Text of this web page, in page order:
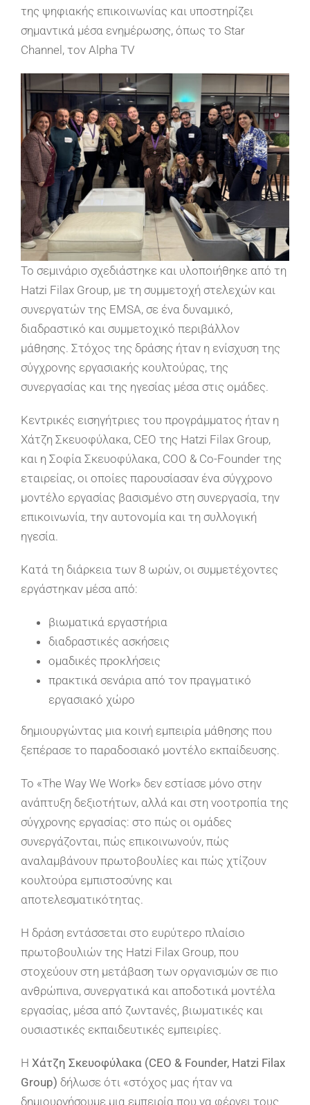
της ψηφιακής επικοινωνίας και υποστηρίζει
σημαντικά μέσα ενημέρωσης, όπως το Star
Channel, τον Alpha TV
Το σεμινάριο σχεδιάστηκε και υλοποιήθηκε από τη
Hatzi Filax Group, με τη συμμετοχή στελεχών και
συνεργατών της EMSA, σε ένα δυναμικό,
διαδραστικό και συμμετοχικό περιβάλλον
μάθησης. Στόχος της δράσης ήταν η ενίσχυση της
σύγχρονης εργασιακής κουλτούρας, της
συνεργασίας και της ηγεσίας μέσα στις ομάδες.
Κεντρικές εισηγήτριες του προγράμματος ήταν η
Χάτζη Σκευοφύλακα, CEO της Hatzi Filax Group,
και η Σοφία Σκευοφύλακα, COO & Co-Founder της
εταιρείας, οι οποίες παρουσίασαν ένα σύγχρονο
μοντέλο εργασίας βασισμένο στη συνεργασία, την
επικοινωνία, την αυτονομία και τη συλλογική
ηγεσία.
Κατά τη διάρκεια των 8 ωρών, οι συμμετέχοντες
εργάστηκαν μέσα από:
βιωματικά εργαστήρια
διαδραστικές ασκήσεις
ομαδικές προκλήσεις
πρακτικά σενάρια από τον πραγματικό
εργασιακό χώρο
δημιουργώντας μια κοινή εμπειρία μάθησης που
ξεπέρασε το παραδοσιακό μοντέλο εκπαίδευσης.
Το «The Way We Work» δεν εστίασε μόνο στην
ανάπτυξη δεξιοτήτων, αλλά και στη νοοτροπία της
σύγχρονης εργασίας: στο πώς οι ομάδες
συνεργάζονται, πώς επικοινωνούν, πώς
αναλαμβάνουν πρωτοβουλίες και πώς χτίζουν
κουλτούρα εμπιστοσύνης και
αποτελεσματικότητας.
Η δράση εντάσσεται στο ευρύτερο πλαίσιο
πρωτοβουλιών της Hatzi Filax Group, που
στοχεύουν στη μετάβαση των οργανισμών σε πιο
ανθρώπινα, συνεργατικά και αποδοτικά μοντέλα
εργασίας, μέσα από ζωντανές, βιωματικές και
ουσιαστικές εκπαιδευτικές εμπειρίες.
Η Χάτζη Σκευοφύλακα (CEO & Founder, Hatzi Filax
Group) δήλωσε ότι «στόχος μας ήταν να
δημιουργήσουμε μια εμπειρία που να φέρνει τους